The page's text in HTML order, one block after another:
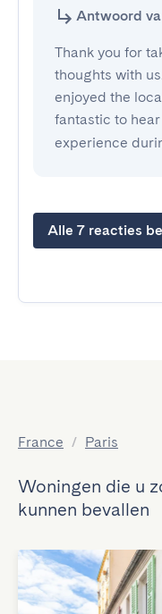
Antwoord
Thank you for
thoughts with
enjoyed the
fantastic to
experience
Alle 7 reacties
France / Paris
Woningen die u
kunnen bevallen